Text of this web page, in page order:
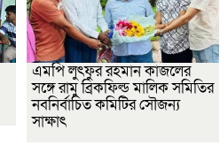
এমপি লুৎফুর রহমান কাজলের
সঙ্গে রামু ব্রিকফিল্ড মালিক সমিতির
নবনির্বাচিত কমিটির সৌজন্য
সাক্ষাৎ